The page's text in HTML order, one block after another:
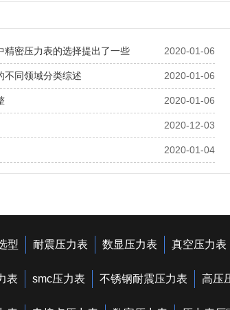
2020-01-06
精密压力表的选择提出了一些
2020-01-06
不同领域分类综述
2020-01-06
2020-12-03
2020-01-04
型 耐震压力表 数显压力表 真空压力表
表 smc压力表 不锈钢耐震压力表 高压